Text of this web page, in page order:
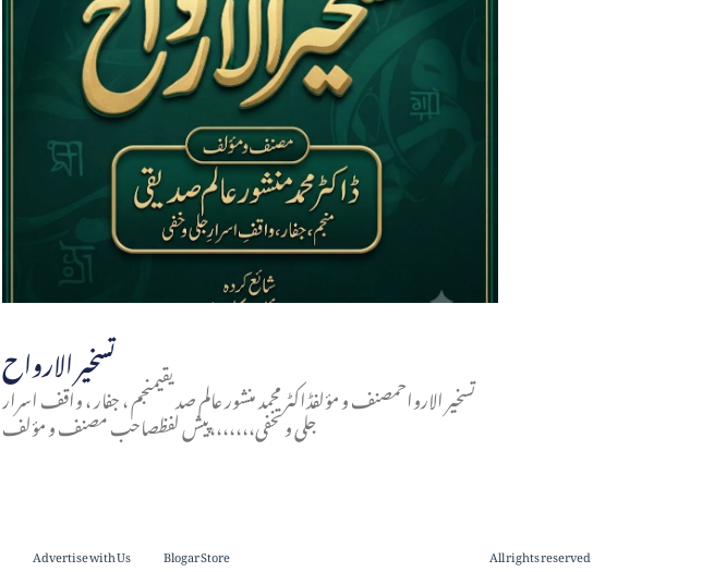
تسخير الارواح
تسخير الارواحمصنف و مؤلفڈاکٹر محمد منشور عالم صدیقیمنجم ، جفار ، واقف اسرار
جلی و تخفی،،،،،،،پیش لفظصاحب مصنف و مؤلف
Advertise with Us Blogar Store All rights reserved